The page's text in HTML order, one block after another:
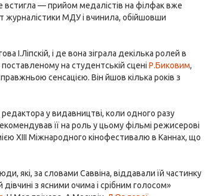
встигла — прийом медалістів на філфак вже
журналістики МДУ і вчинила, обійшовши
І.Ліпскій, і де вона зіграла декілька ролей в
поставленому на студентській сценіР.Биковим,
сенсацією. Він йшов кілька років з
у видавництві, коли одного разу
її на роль у цьому фільмі режисерові
XIII Міжнародного кінофестивалю в Каннах, що
які, за словами Саввіна, віддавали їй частинку
дівчині з ясними очима і срібним голосом»